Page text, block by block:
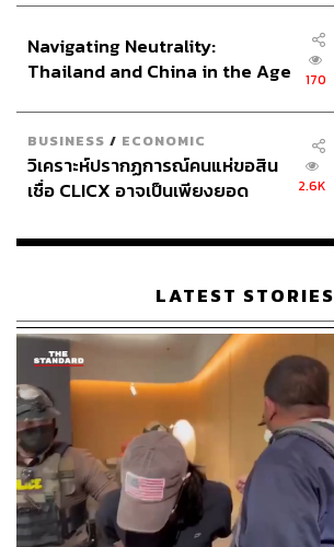
Navigating Neutrality:
Thailand and China in the Age
170
BUSINESS / ECONOMIC
วิเคราะห์ปรากฏการณ์คนแห่ขอสิน
เชื่อ CLICX อาจเป็นเพียงยอด
เรือนไทยที่ถูกซุกไว้
2.6K
LATEST STORIES